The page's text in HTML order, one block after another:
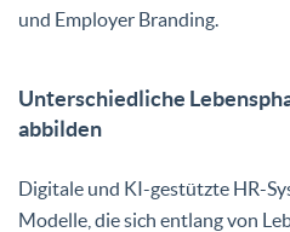
und Employer Branding.
Unterschiedliche
abbilden
Digitale und KI-gestützte HR-
Modelle, die sich entlang von